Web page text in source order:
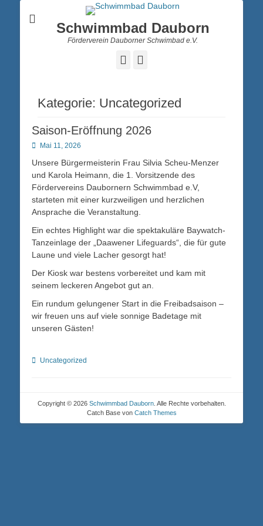
Schwimmbad Dauborn
Förderverein Dauborner Schwimbad e.V.
Facebook
Kategorie: Uncategorized
Saison-Eröffnung 2026
PostedMai 11, 2026
Unsere Bürgermeisterin Frau Silvia Scheu-Menzer
und Karola Heimann, die 1. Vorsitzende des
Fördervereins Daubornern Schwimmbad e.V,
starteten mit einer kurzweiligen und herzlichen
Ansprache die Veranstaltung.
Ein echtes Highlight war die spektakuläre Baywatch-
Tanzeinlage der „Daawener Lifeguards“, die für gute
Laune und viele Lacher gesorgt hat!
Der Kiosk war bestens vorbereitet und kam mit
seinem leckeren Angebot gut an.
Ein rundum gelungener Start in die Freibadsaison –
wir freuen uns auf viele sonnige Badetage mit
unseren Gästen!
Kategorien
Uncategorized
Copyright © 2026 Schwimmbad Dauborn. Alle Rechte vorbehalten.
Catch Base von Catch Themes